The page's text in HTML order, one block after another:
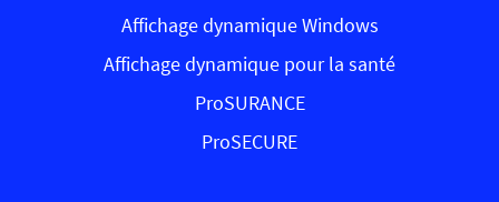
Affichage dynamique Windows
Affichage dynamique pour la santé
ProSURANCE
ProSECURE